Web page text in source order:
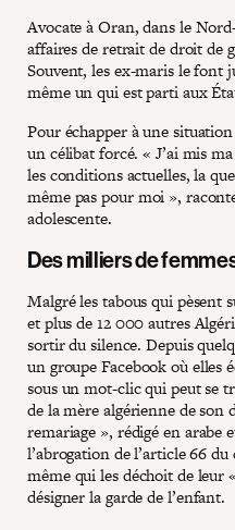
Avocate à Oran, dans le
affaires de retrait de droit de
Souvent, les ex-maris le font
même un qui est parti aux
Pour échapper à une
un célibat forcé. « J’ai mis
les conditions actuelles, la
même pas pour moi »,
adolescente.
Des milliers de
Malgré les tabous qui pèsent
et plus de 12 000 autres
sortir du silence. Depuis
un groupe Facebook où elles
sous un mot-clic qui peut se
de la mère algérienne de son
remariage », rédigé en arabe
l’abrogation de l’article 66
même qui les déchoit de leur
désigner la garde de l’enfant.